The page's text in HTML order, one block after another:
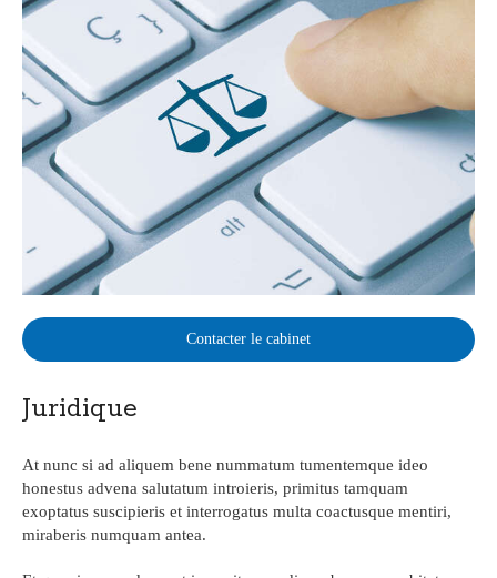
Contacter le cabinet
Juridique
At nunc si ad aliquem bene nummatum tumentemque ideo
honestus advena salutatum introieris, primitus tamquam
exoptatus suscipieris et interrogatus multa coactusque mentiri,
miraberis numquam antea.